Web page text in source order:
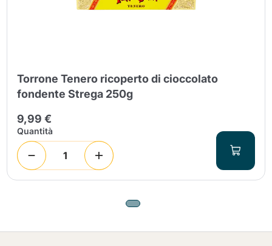
Torrone Tenero ricoperto di cioccolato
fondente Strega 250g
9,99 €
Quantità